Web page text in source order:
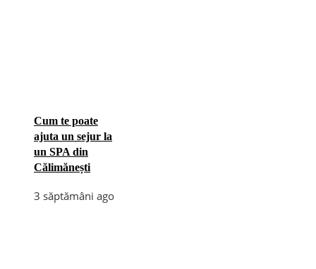
Cum te poate
ajuta un sejur la
un SPA din
Călimănești
3 săptămâni ago